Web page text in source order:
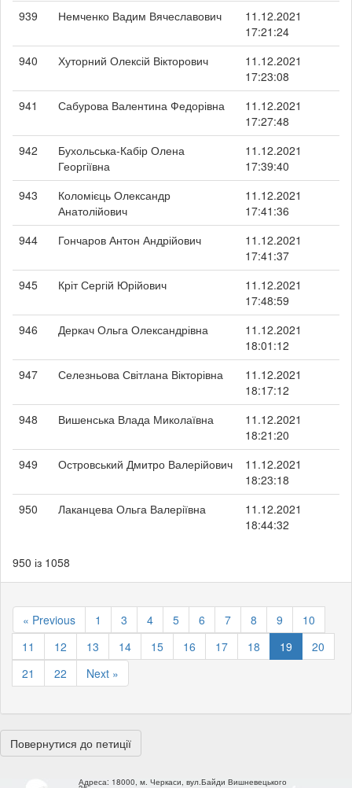
939
Немченко Вадим Вячеславович
11.12.2021
17:21:24
940
Хуторний Олексій Вікторович
11.12.2021
17:23:08
941
Сабурова Валентина Федорівна
11.12.2021
17:27:48
942
Бухольська-Кабір Олена
Георгіївна
11.12.2021
17:39:40
943
Коломієць Олександр
Анатолійович
11.12.2021
17:41:36
944
Гончаров Антон Андрійович
11.12.2021
17:41:37
945
Кріт Сергій Юрійович
11.12.2021
17:48:59
946
Деркач Ольга Олександрівна
11.12.2021
18:01:12
947
Селезньова Світлана Вікторівна
11.12.2021
18:17:12
948
Вишенська Влада Миколаївна
11.12.2021
18:21:20
949
Островський Дмитро Валерійович
11.12.2021
18:23:18
950
Лаканцева Ольга Валеріївна
11.12.2021
18:44:32
950 із 1058
« Previous 1 3 4 5 6 7 8 9
10
11
12 13 14 15 16 17 18 19
20
21
22 Next »
Повернутися до петиції
Адреса: 18000, м. Черкаси, вул.Байди Вишневецького